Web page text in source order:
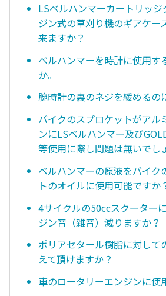
LSベルハンマーカートリッ
ジン式の草刈り機のギアケー
来ますか？
ベルハンマーを時計に使用す
か。
腕時計の裏のネジを緩めるの
バイクのスプロケットがアル
ンにLSベルハンマー及び
等使用に際し問題は無いでし
ベルハンマーの原液をバイク
トのオイルに使用可能ですか
4サイクルの50ccスクーター
ジン音（雑音）減りますか？
ポリアセタール樹脂に対して
えて頂けますか？
車のロータリーエンジンに使